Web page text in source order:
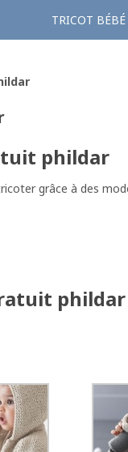
TRICOT BÉBÉ
phildar
grâce à des
phildar